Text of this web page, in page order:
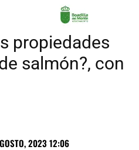
propiedades
salmón?, con
2023 12:06